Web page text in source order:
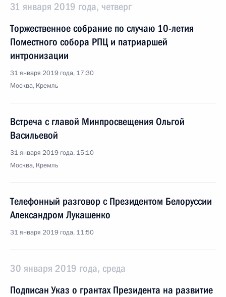
31 января 2019 года, четверг
Торжественное собрание по случаю 10-летия
Поместного собора РПЦ и патриаршей
интронизации
31 января 2019 года, 17:30
Москва, Кремль
Встреча с главой Минпросвещения Ольгой
Васильевой
31 января 2019 года, 15:10
Москва, Кремль
Телефонный разговор с Президентом Белоруссии
Александром Лукашенко
31 января 2019 года, 11:50
30 января 2019 года, среда
Подписан Указ о грантах Президента на развитие